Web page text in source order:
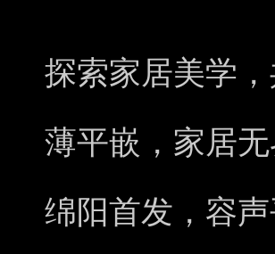
探索家居美学
薄平嵌，家居
绵阳首发，容